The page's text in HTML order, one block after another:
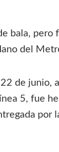
bala,
del
de junio,
5, fue
por